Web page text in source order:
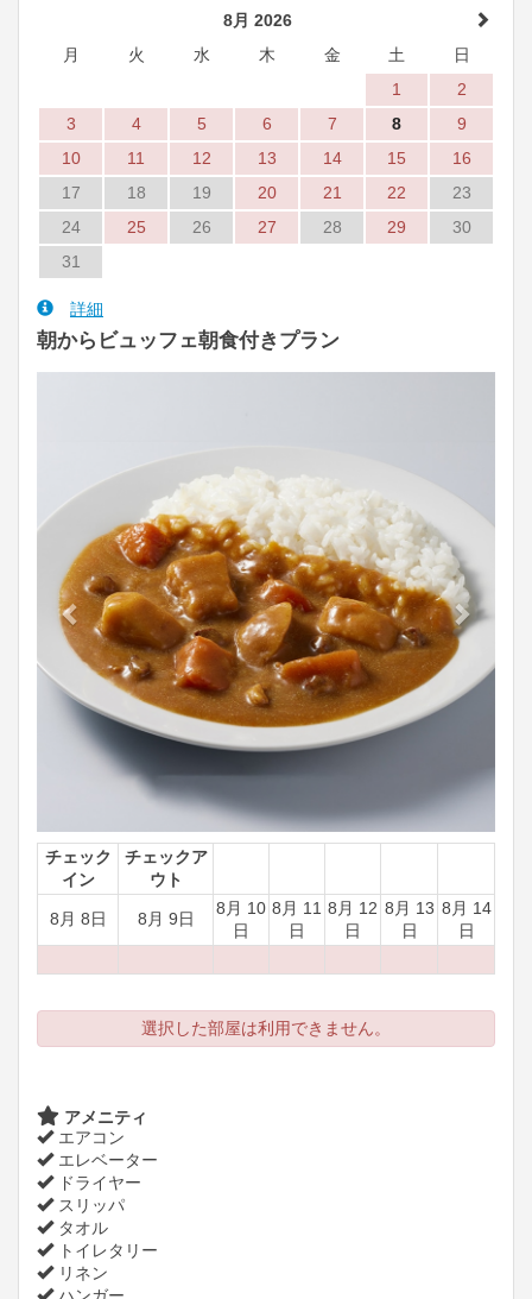
8月 2026
月
火 水 木 金 土
日
1
2
3
4 5 6 7 8
9
10
11 12 13 14 15
16
17
18 19 20 21 22
23
24
25 26 27 28 29
30
31
詳細
朝からビュッフェ朝食付きプラン
チェック
イン
チェックア
ウト
8月 8日 8月 9日
8月 10
日
8月 11
日
8月 12
日
8月 13
日
8月 14
日
選択した部屋は利用できません。
アメニティ
エアコン
エレベーター
ドライヤー
スリッパ
タオル
トイレタリー
リネン